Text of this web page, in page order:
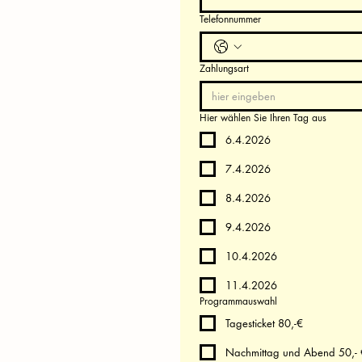
Telefonnummer
Zahlungsart
Hier wählen Sie Ihren Tag aus
6.4.2026
7.4.2026
8.4.2026
9.4.2026
10.4.2026
11.4.2026
Programmauswahl
Tagesticket 80,-€
Nachmittag und